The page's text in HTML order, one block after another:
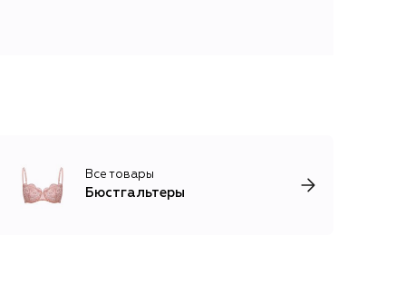
Все товары
Бюстгальтеры